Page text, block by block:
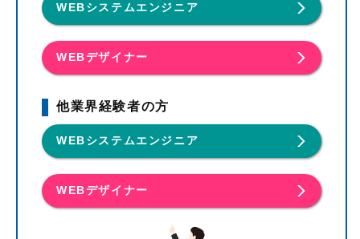
WEBシステムエンジニア
WEBデザイナー
他業界経験者の方
WEBシステムエンジニア
WEBデザイナー